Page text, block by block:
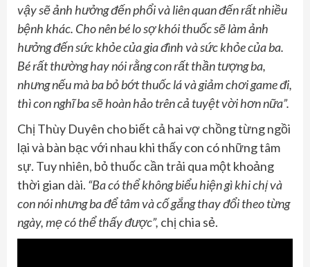
vậy sẽ ảnh hưởng đến phổi và liên quan đến rất nhiều
bệnh khác. Cho nên bé lo sợ khói thuốc sẽ làm ảnh
hưởng đến sức khỏe của gia đình và sức khỏe của ba.
Bé rất thường hay nói rằng con rất thần tượng ba,
nhưng nếu mà ba bỏ bớt thuốc lá và giảm chơi game đi,
thì con nghĩ ba sẽ hoàn hảo trên cả tuyệt vời hơn nữa”.
Chị Thùy Duyên cho biết cả hai vợ chồng từng ngồi
lại và bàn bạc với nhau khi thấy con có những tâm
sự. Tuy nhiên, bỏ thuốc cần trải qua một khoảng
thời gian dài. “Ba có thể không biểu hiện gì khi chị và
con nói nhưng ba để tâm và cố gắng thay đổi theo từng
ngày, mẹ có thể thấy được”, chị chia sẻ.